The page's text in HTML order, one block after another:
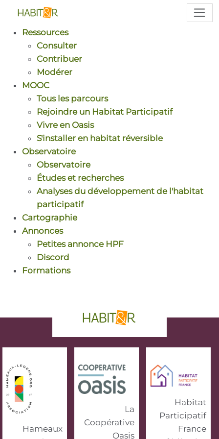
Ressources
Consulter
Contribuer
Modérer
MOOC
Tous les parcours
Rejoindre un Habitat Participatif
Vivre en Oasis
S'installer en habitat réversible
Observatoire
Observatoire
Études et recherches
Analyses du développement de l'habitat
participatif
Cartographie
Annonces
Petites annonce HPF
Discord
Formations
phrase d'accroche
Hameaux
La
Coopérative
Oasis
Habitat
Participatif
France